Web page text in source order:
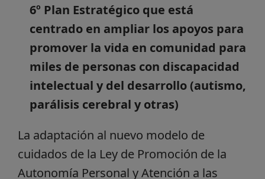
6º Plan Estratégico que está
centrado en ampliar los apoyos para
promover la vida en comunidad para
miles de personas con discapacidad
intelectual y del desarrollo (autismo,
parálisis cerebral y otras)
La adaptación al nuevo modelo de
cuidados de la Ley de Promoción de la
Autonomía Personal y Atención a las